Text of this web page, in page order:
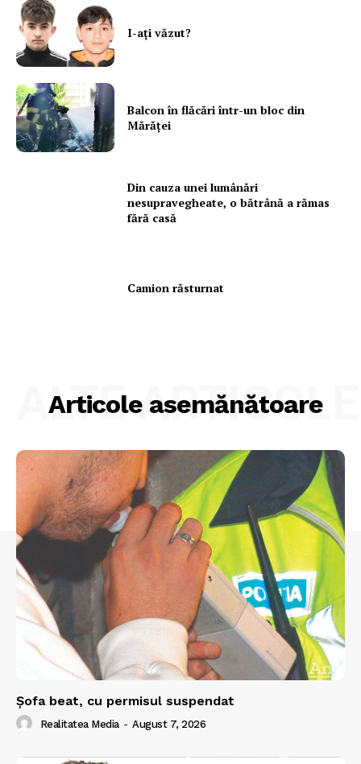
Contact us
Subscription Plans
I-aţi văzut?
Balcon în flăcări într-un bloc din
Mărăţei
Din cauza unei lumânări
nesupravegheate, o bătrână a rămas
fără casă
Camion răsturnat
Articole asemănătoare
ALTE ARTICOLE
Şofa beat, cu permisul suspendat
Realitatea Media - August 7, 2026